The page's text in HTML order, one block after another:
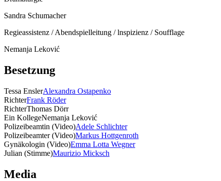
Sandra Schumacher
Regieassistenz / Abendspielleitung / lnspizienz / Soufflage
Nemanja Leković
Besetzung
Tessa EnslerAlexandra Ostapenko
RichterFrank Röder
RichterThomas Dörr
Ein KollegeNemanja Leković
Polizeibeamtin (Video)Adele Schlichter
Polizeibeamter (Video)Markus Hottgenroth
Gynäkologin (Video)Emma Lotta Wegner
Julian (Stimme)Maurizio Micksch
Media